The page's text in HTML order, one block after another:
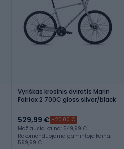
Vyriškas krosinis dviratis Marin
Fairfax 2 700C gloss silver/black
529,99 € -20,00 €
Mažiausia kaina: 549,99 €
Rekomenduojama gamintojo kaina:
599,99 €